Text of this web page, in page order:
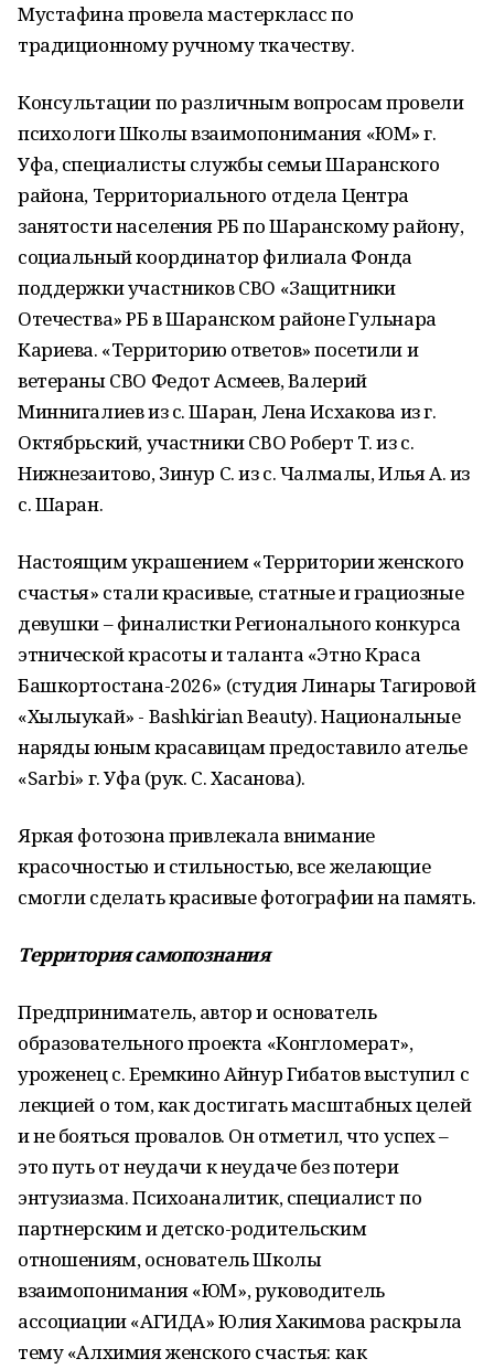
Мустафина провела мастеркласс по
традиционному ручному ткачеству.
Консультации по различным вопросам провели
психологи Школы взаимопонимания «ЮМ» г.
Уфа, специалисты службы семьи Шаранского
района, Территориального отдела Центра
занятости населения РБ по Шаранскому району,
социальный координатор филиала Фонда
поддержки участников СВО «Защитники
Отечества» РБ в Шаранском районе Гульнара
Кариева. «Территорию ответов» посетили и
ветераны СВО Федот Асмеев, Валерий
Миннигалиев из с. Шаран, Лена Исхакова из г.
Октябрьский, участники СВО Роберт Т. из с.
Нижнезаитово, Зинур С. из с. Чалмалы, Илья А. из
с. Шаран.
Настоящим украшением «Территории женского
счастья» стали красивые, статные и грациозные
девушки – финалистки Регионального конкурса
этнической красоты и таланта «Этно Краса
Башкортостана-2026» (студия Линары Тагировой
«Хылыукай» - Bashkirian Beauty). Национальные
наряды юным красавицам предоставило ателье
«Sarbi» г. Уфа (рук. С. Хасанова).
Яркая фотозона привлекала внимание
красочностью и стильностью, все желающие
смогли сделать красивые фотографии на память.
Территория самопознания
Предприниматель, автор и основатель
образовательного проекта «Конгломерат»,
уроженец с. Еремкино Айнур Гибатов выступил с
лекцией о том, как достигать масштабных целей
и не бояться провалов. Он отметил, что успех –
это путь от неудачи к неудаче без потери
энтузиазма. Психоаналитик, специалист по
партнерским и детско-родительским
отношениям, основатель Школы
взаимопонимания «ЮМ», руководитель
ассоциации «АГИДА» Юлия Хакимова раскрыла
тему «Алхимия женского счастья: как